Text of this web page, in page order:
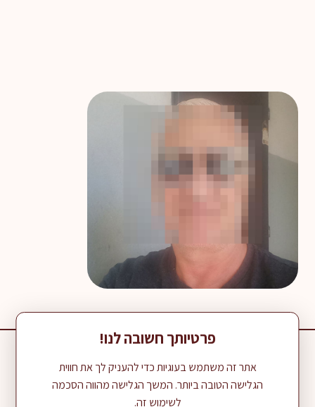
פרטיותך חשובה לנו!
אתר זה משתמש בעוגיות כדי להעניק לך את חווית
הגלישה הטובה ביותר. המשך הגלישה מהווה הסכמה
לשימוש זה.
יוגב דינר משווק מוצרי sealaria בישראל : 052-345-1711